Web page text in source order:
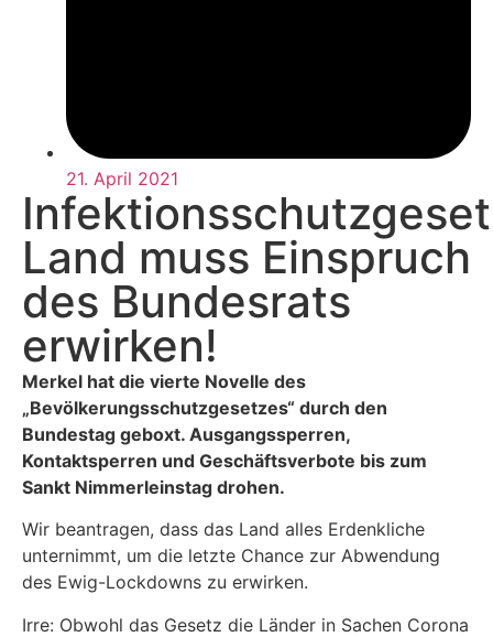
21. April 2021
Land muss Einspruch
des Bundesrats
erwirken!
Merkel hat die vierte Novelle des
„Bevölkerungsschutzgesetzes“ durch den
Bundestag geboxt. Ausgangssperren,
Kontaktsperren und Geschäftsverbote bis zum
Sankt Nimmerleinstag drohen.
Wir beantragen, dass das Land alles Erdenkliche
unternimmt, um die letzte Chance zur Abwendung
des Ewig-Lockdowns zu erwirken.
Irre: Obwohl das Gesetz die Länder in Sachen Corona